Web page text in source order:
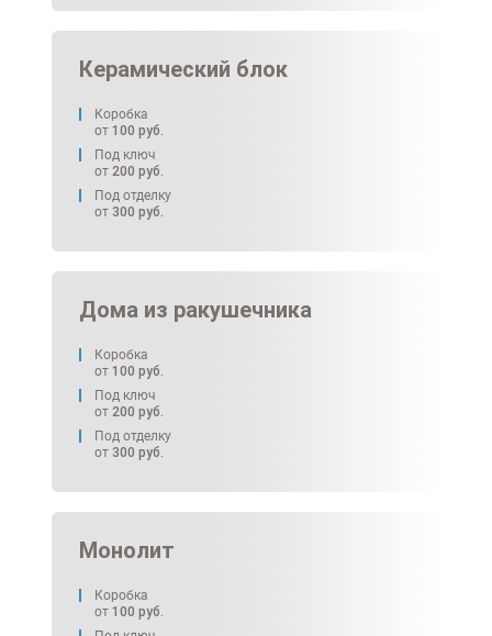
Керамический блок
Коробка
от 100 руб.
Под ключ
от 200 руб.
Под отделку
от 300 руб.
Дома из ракушечника
Коробка
от 100 руб.
Под ключ
от 200 руб.
Под отделку
от 300 руб.
Монолит
Коробка
от 100 руб.